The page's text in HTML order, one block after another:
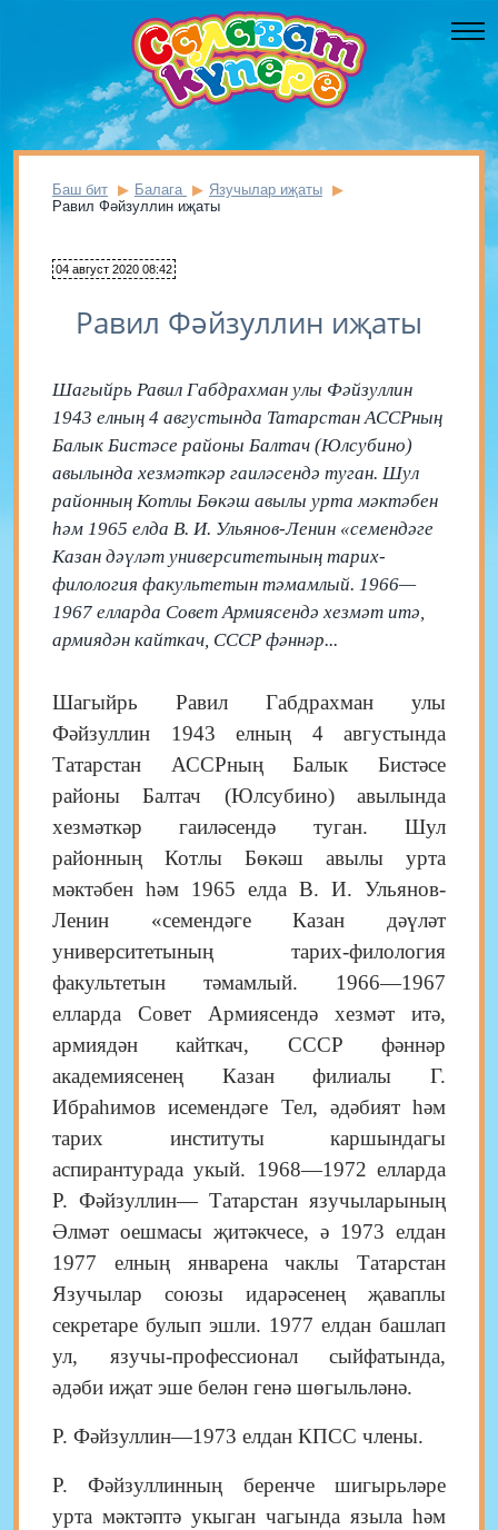
Баш бит Балага
Язучылар иҗаты
Равил Фәйзуллин иҗаты
04 август 2020 08:42
Равил Фәйзуллин иҗаты
Шагыйрь Равил Габдрахман улы Фәйзуллин
1943 елның 4 августында Татарстан АССРның
Балык Бистәсе районы Балтач (Юлсубино)
авылында хезмәткәр гаиләсендә туган. Шул
районның Котлы Бөкәш авылы урта мәктәбен
һәм 1965 елда В. И. Ульянов-Ленин «семендәге
Казан дәүләт университетының тарих-
филология факультетын тәмамлый. 1966—
1967 елларда Совет Армиясендә хезмәт итә,
армиядән кайткач, СССР фәннәр...
Шагыйрь Равил Габдрахман улы
Фәйзуллин 1943 елның 4 августында
Татарстан АССРның Балык Бистәсе
районы Балтач (Юлсубино) авылында
хезмәткәр гаиләсендә туган. Шул
районның Котлы Бөкәш авылы урта
мәктәбен һәм 1965 елда В. И. Ульянов-
Ленин «семендәге Казан дәүләт
университетының тарих-филология
факультетын тәмамлый. 1966—1967
елларда Совет Армиясендә хезмәт итә,
армиядән кайткач, СССР фәннәр
академиясенең Казан филиалы Г.
Ибраһимов исемендәге Тел, әдәбият һәм
тарих институты каршындагы
аспирантурада укый. 1968—1972 елларда
Р. Фәйзуллин— Татарстан язучыларының
Әлмәт оешмасы җитәкчесе, ә 1973 елдан
1977 елның январена чаклы Татарстан
Язучылар союзы идарәсенең җаваплы
секретаре булып эшли. 1977 елдан башлап
ул, язучы-профессионал сыйфатында,
әдәби иҗат эше белән генә шөгыльләнә.
Р. Фәйзуллин—1973 елдан КПСС члены.
Р. Фәйзуллинның беренче шигырьләре
урта мәктәптә укыган чагында языла һәм